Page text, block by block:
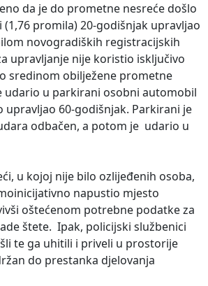
da je do prometne nesreće došlo
promila) 20-godišnjak upravljao
novogradiških registracijskih
upravljanje nije koristio isključivo
sredinom obilježene prometne
udario u parkirani osobni automobil
60-godišnjak. Parkirani je
odbačen, a potom je udario u
u kojoj nije bilo ozlijeđenih osoba,
napustio mjesto
oštećenom potrebne podatke za
štete. Ipak, policijski službenici
te ga uhitili i priveli u prostorije
do prestanka djelovanja